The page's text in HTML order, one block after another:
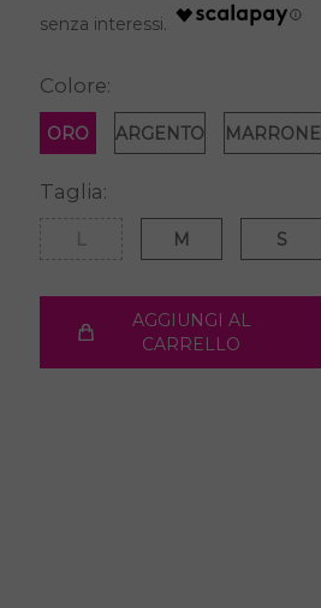
Colore:
ORO ARGENTO MARRONE
Taglia:
M S
AGGIUNGI AL
CARRELLO